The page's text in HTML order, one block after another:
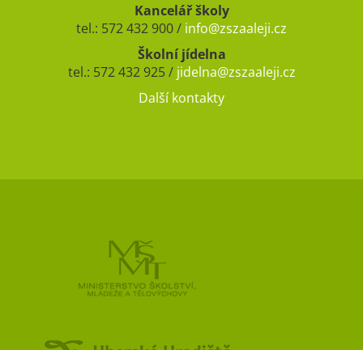
Kancelář školy
tel.: 572 432 900 / info@zszaaleji.cz
Školní jídelna
tel.: 572 432 925 / jidelna@zszaaleji.cz
Další kontakty